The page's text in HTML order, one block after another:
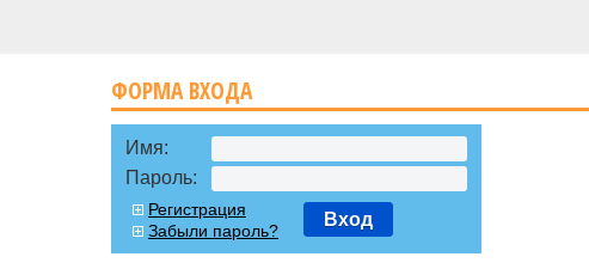
ФОРМА ВХОДА
Имя:
Пароль:
Регистрация
Забыли пароль?
Вход